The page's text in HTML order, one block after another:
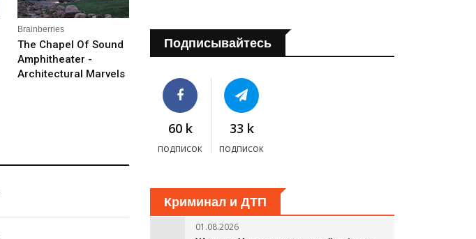
Подписывайтесь
60 k
подписок
33 k
подписок
Криминал и ДТП
01.08.2026